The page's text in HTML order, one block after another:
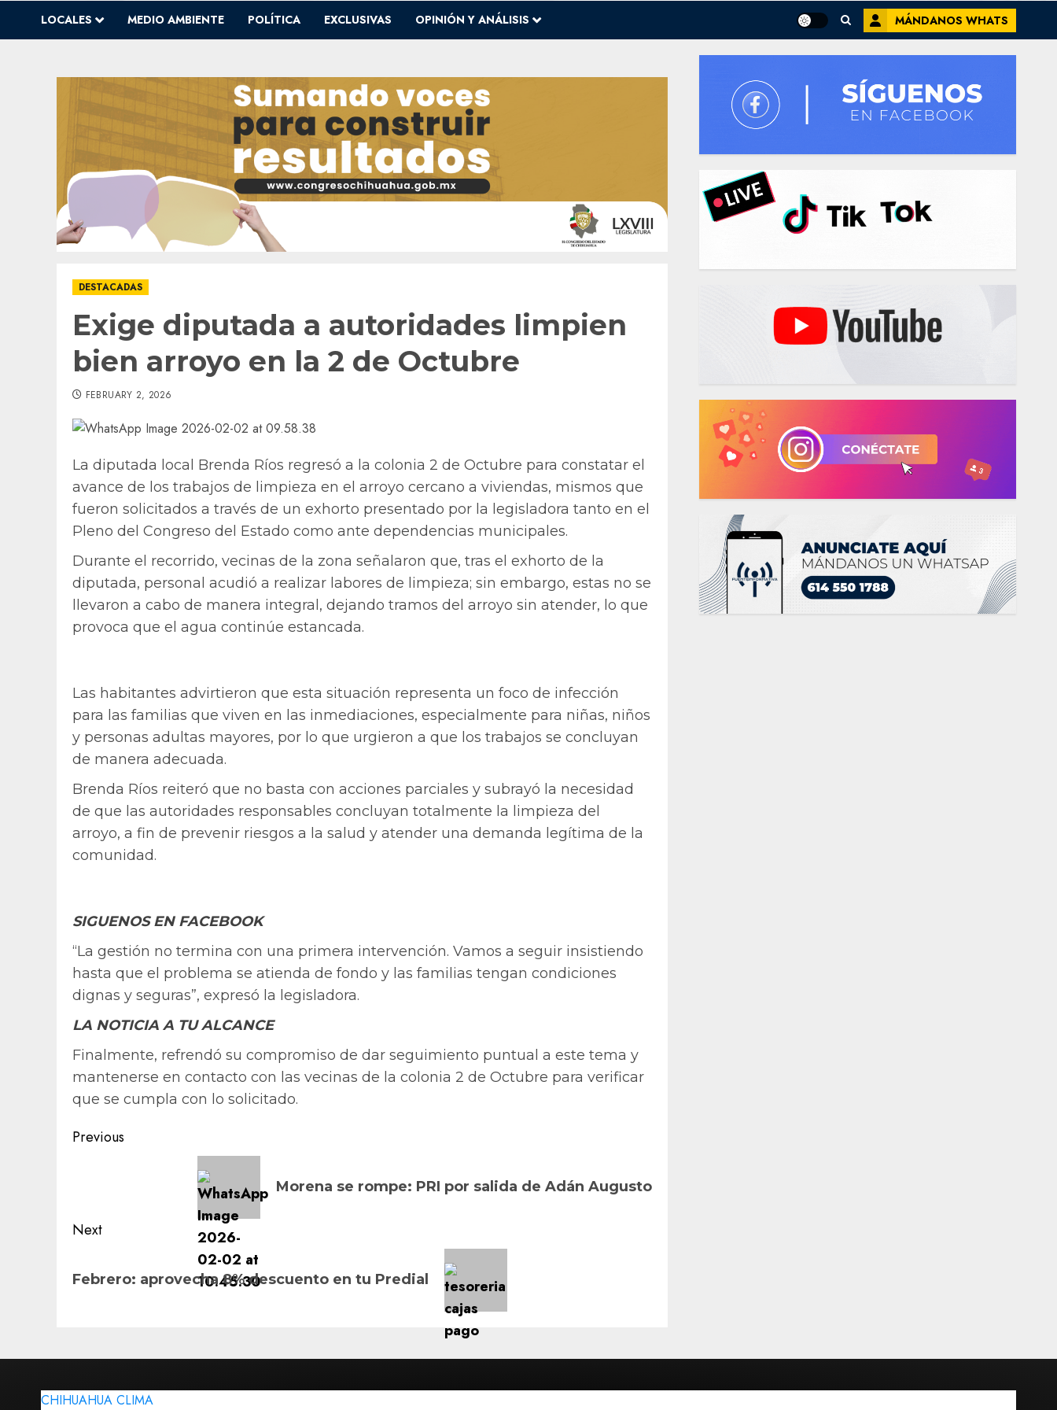
LOCALES MEDIO AMBIENTE POLÍTICA EXCLUSIVAS OPINIÓN Y ANÁLISIS MÁNDANOS WHATS
DESTACADAS
Exige diputada a autoridades limpien
bien arroyo en la 2 de Octubre
FEBRUARY 2, 2026
La diputada local Brenda Ríos regresó a la colonia 2 de Octubre para constatar el
avance de los trabajos de limpieza en el arroyo cercano a viviendas, mismos que
fueron solicitados a través de un exhorto presentado por la legisladora tanto en el
Pleno del Congreso del Estado como ante dependencias municipales.
Durante el recorrido, vecinas de la zona señalaron que, tras el exhorto de la
diputada, personal acudió a realizar labores de limpieza; sin embargo, estas no se
llevaron a cabo de manera integral, dejando tramos del arroyo sin atender, lo que
provoca que el agua continúe estancada.
Las habitantes advirtieron que esta situación representa un foco de infección
para las familias que viven en las inmediaciones, especialmente para niñas, niños
y personas adultas mayores, por lo que urgieron a que los trabajos se concluyan
de manera adecuada.
Brenda Ríos reiteró que no basta con acciones parciales y subrayó la necesidad
de que las autoridades responsables concluyan totalmente la limpieza del
arroyo, a fin de prevenir riesgos a la salud y atender una demanda legítima de la
comunidad.
SIGUENOS EN FACEBOOK
“La gestión no termina con una primera intervención. Vamos a seguir insistiendo
hasta que el problema se atienda de fondo y las familias tengan condiciones
dignas y seguras”, expresó la legisladora.
LA NOTICIA A TU ALCANCE
Finalmente, refrendó su compromiso de dar seguimiento puntual a este tema y
mantenerse en contacto con las vecinas de la colonia 2 de Octubre para verificar
que se cumpla con lo solicitado.
Post
Previous
Morena se rompe: PRI por salida de Adán Augusto
Next
post:
Febrero: aprovecha 8% descuento en tu Predial
CHIHUAHUA CLIMA